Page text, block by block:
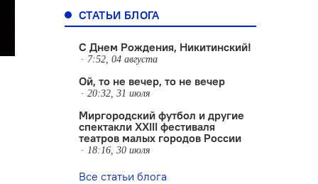
СТАТЬИ БЛОГА
С Днем Рождения, Никитинский!
7:52, 04 августа
Ой, то не вечер, то не вечер
20:32, 31 июля
Миргородский футбол и другие
спектакли XXIII фестиваля
театров малых городов России
18:16, 30 июля
Все статьи блога